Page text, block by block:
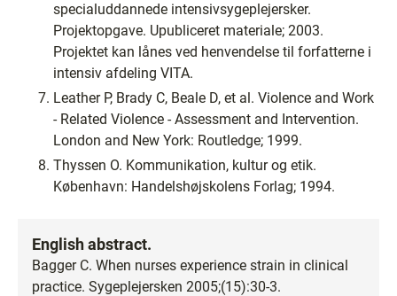
specialuddannede intensivsygeplejersker.
Projektopgave. Upubliceret materiale; 2003.
Projektet kan lånes ved henvendelse til forfatterne i
intensiv afdeling VITA.
Leather P, Brady C, Beale D, et al. Violence and Work
- Related Violence - Assessment and Intervention.
London and New York: Routledge; 1999.
Thyssen O. Kommunikation, kultur og etik.
København: Handelshøjskolens Forlag; 1994.
English abstract.
Bagger C. When nurses experience strain in clinical
practice. Sygeplejersken 2005;(15):30-3.